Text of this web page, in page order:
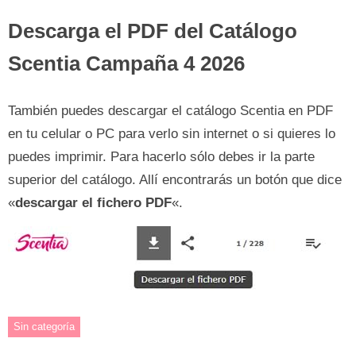
Descarga el PDF del Catálogo
Scentia Campaña 4 2026
También puedes descargar el catálogo Scentia en PDF
en tu celular o PC para verlo sin internet o si quieres lo
puedes imprimir. Para hacerlo sólo debes ir la parte
superior del catálogo. Allí encontrarás un botón que dice
«descargar el fichero PDF«.
Sin categoría